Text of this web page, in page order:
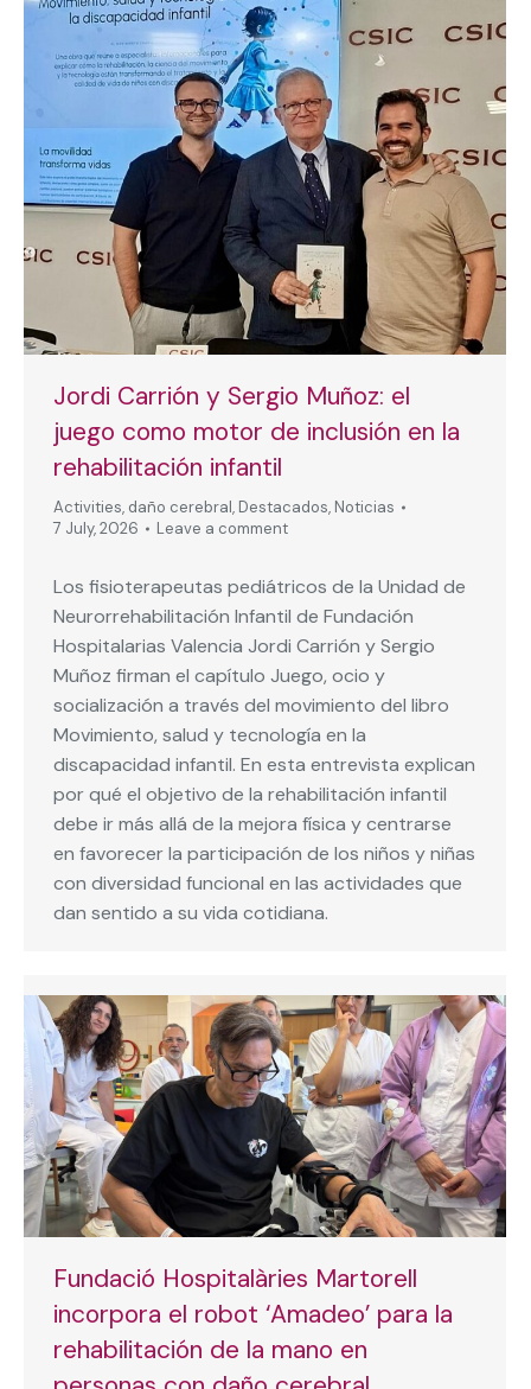
Jordi Carrión y Sergio Muñoz: el
juego como motor de inclusión en la
rehabilitación infantil
Activities, daño cerebral, Destacados, Noticias
7 July, 2026
Leave a comment
Los fisioterapeutas pediátricos de la Unidad de
Neurorrehabilitación Infantil de Fundación
Hospitalarias Valencia Jordi Carrión y Sergio
Muñoz firman el capítulo Juego, ocio y
socialización a través del movimiento del libro
Movimiento, salud y tecnología en la
discapacidad infantil. En esta entrevista explican
por qué el objetivo de la rehabilitación infantil
debe ir más allá de la mejora física y centrarse
en favorecer la participación de los niños y niñas
con diversidad funcional en las actividades que
dan sentido a su vida cotidiana.
Fundació Hospitalàries Martorell
incorpora el robot ‘Amadeo’ para la
rehabilitación de la mano en